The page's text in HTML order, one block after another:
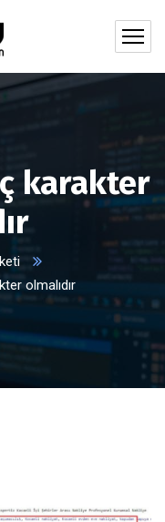
karakter
olmalıdır